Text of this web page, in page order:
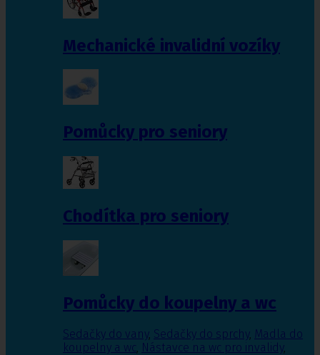
Mechanické invalidní vozíky
Pomůcky pro seniory
Chodítka pro seniory
Pomůcky do koupelny a wc
Sedačky do vany, Sedačky do sprchy, Madla do
koupelny a wc, Nástavce na wc pro invalidy,